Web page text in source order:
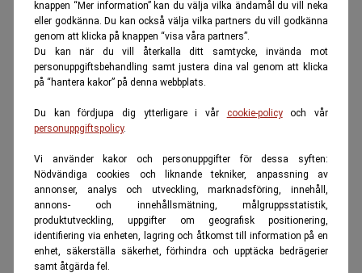
knappen “Mer information” kan du välja vilka ändamål du vill neka
eller godkänna. Du kan också välja vilka partners du vill godkänna
genom att klicka på knappen “visa våra partners”.
Du kan när du vill återkalla ditt samtycke, invända mot
personuppgiftsbehandling samt justera dina val genom att klicka
på “hantera kakor” på denna webbplats.
Du kan fördjupa dig ytterligare i vår cookie-policyoch vår
personuppgiftspolicy.
Vi använder kakor och personuppgifter för dessa syften:
Nödvändiga cookies och liknande tekniker, anpassning av
annonser, analys och utveckling, marknadsföring, innehåll,
annons- och innehållsmätning, målgruppsstatistik,
produktutveckling, uppgifter om geografisk positionering,
identifiering via enheten, lagring och åtkomst till information på en
enhet, säkerställa säkerhet, förhindra och upptäcka bedrägerier
samt åtgärda fel.